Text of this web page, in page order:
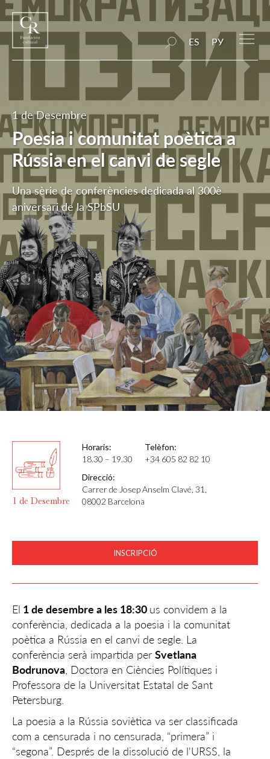
ES РУ
1 de Desembre
Poesia i comunitat poètica a
Rússia en el canvi de segle
Una sèrie de conferències dedicada al 300è
aniversari de la SPbSU
1 de Desembre
Horaris:
18.30 – 19.30
Telèfon:
+34 605 82 82 10
Direcció:
Carrer de Josep Anselm Clavé, 31,
08002 Barcelona
INSCRIPCIÓ
El 1 de desembre a les 18:30 us convidem a la
conferència, dedicada a la poesia i la comunitat
poètica a Rússia en el canvi de segle. La
conferència serà impartida per Svetlana
Bodrunova , Doctora en Ciències Polítiques i
Professora de la Universitat Estatal de Sant
Petersburg.
La poesia a la Rússia soviètica va ser classificada
com a censurada i no censurada, “primera” i
“segona”. Després de la dissolució de l'URSS, la